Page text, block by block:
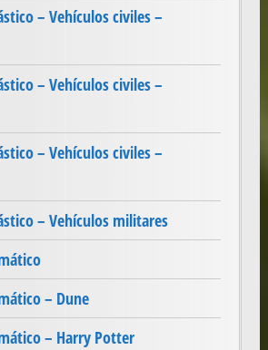
– Vehículos civiles –
– Vehículos civiles –
– Vehículos civiles –
– Vehículos militares
– Dune
– Harry Potter